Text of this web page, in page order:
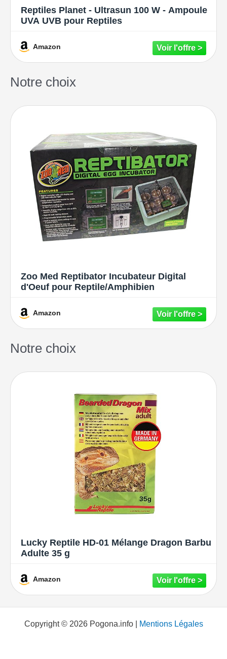
Reptiles Planet - Ultrasun 100 W - Ampoule
UVA UVB pour Reptiles
Amazon
Notre choix
Zoo Med Reptibator Incubateur Digital
d'Oeuf pour Reptile/Amphibien
Amazon
Notre choix
Lucky Reptile HD-01 Mélange Dragon Barbu
Adulte 35 g
Amazon
Copyright © 2026 Pogona.info | Mentions Légales